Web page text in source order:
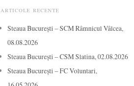
ARTICOLE RECENTE
Steaua București – SCM Râmnicul Vâlcea,
08.08.2026
Steaua București – CSM Slatina, 02.08.2026
Steaua București – FC Voluntari,